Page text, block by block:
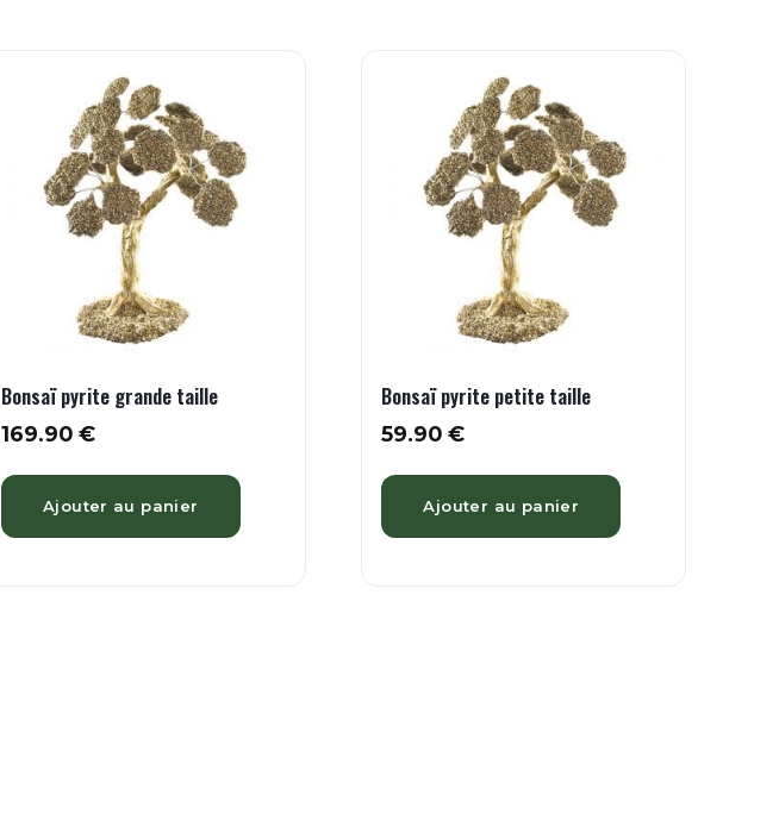
Bonsaï pyrite grande taille
169.90 €
Ajouter au panier
Bonsaï pyrite petite taille
59.90€
Ajouter au panier